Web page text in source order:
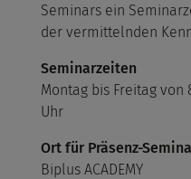
Seminars ein
der vermittelnden
Seminarzeiten
Montag bis Freitag von
Uhr
Ort für Präsenz-
Biplus ACADEMY